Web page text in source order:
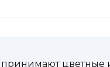
принимают цветные